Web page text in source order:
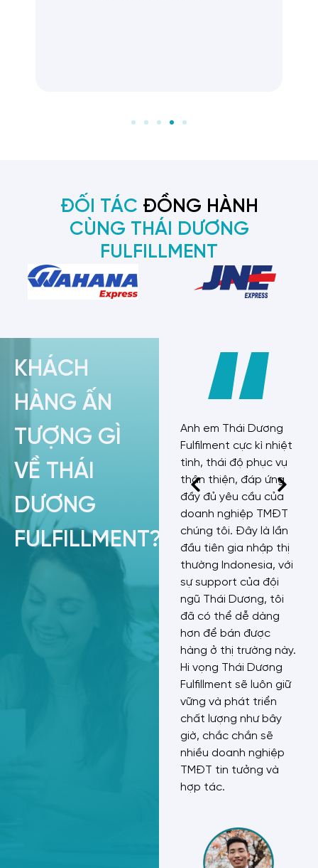
ĐỐI TÁC ĐỒNG HÀNH
CÙNG THÁI DƯƠNG
FULFILLMENT
KHÁCH
HÀNG ẤN
TƯỢNG GÌ
VỀ THÁI
DƯƠNG
FULFILLMENT?
Cảm ơn Thái Dương
Fulfillment rất nhiều.
Mình đã làm việc với
một số team vận
hành khác, tuy nhiên
kết quả không như ý.
Quả thật đội ngũ
nhân sự ở đây khiến
mình rất hài lòng. Sự
chuyên nghiệp, nhiệt
Anh em Thái Dương
Fulfilment cực kì nhiệt
tình, thái độ phục vụ
thân thiện, đáp ứng
đầy đủ yêu cầu của
doanh nghiệp TMĐT
chúng tôi. Đây là lần
đầu tiên gia nhập thị
thường Indonesia, với
sự support của đội
ngũ Thái Dương, tôi
đã có thể dễ dàng
hơn để bán được
hàng ở thị trường này.
Hi vọng Thái Dương
Fulfillment sẽ luôn giữ
vững và phát triển
chất lượng như bây
giờ, chắc chắn sẽ
nhiều doanh nghiệp
TMĐT tin tưởng và
hợp tác.